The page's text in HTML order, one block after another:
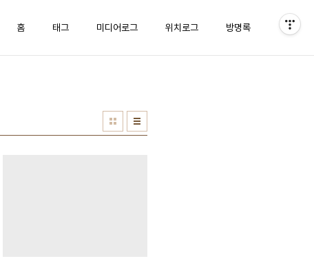
홈 태그 미디어로그 위치로그 방명록